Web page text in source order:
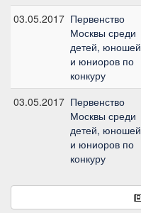
03.05.2017 Первенство
Москвы среди
детей, юношей
и юниоров по
конкуру
03.05.2017 Первенство
Москвы среди
детей, юношей
и юниоров по
конкуру